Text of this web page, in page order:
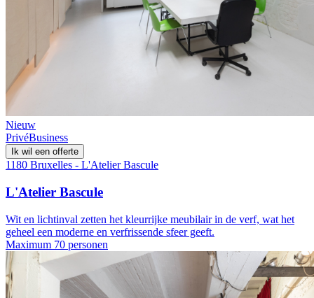
Nieuw
PrivéBusiness
Ik wil een offerte
1180 Bruxelles - L'Atelier Bascule
L'Atelier Bascule
Wit en lichtinval zetten het kleurrijke meubilair in de verf, wat het
geheel een moderne en verfrissende sfeer geeft.
Maximum 70 personen